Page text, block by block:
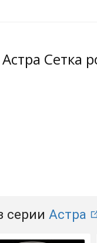
Сетка
серии Астра